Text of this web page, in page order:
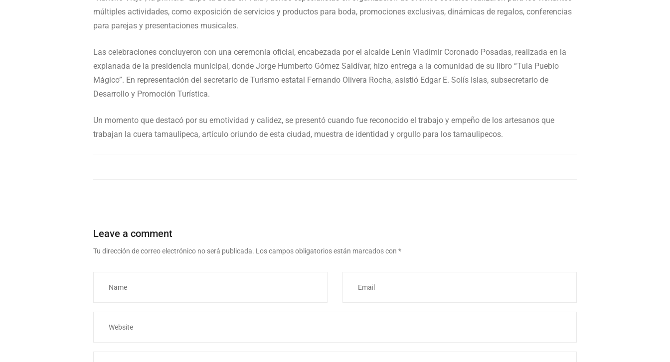
múltiples actividades, como exposición de servicios y productos para boda, promociones exclusivas, dinámicas de regalos, conferencias
para parejas y presentaciones musicales.
Las celebraciones concluyeron con una ceremonia oficial, encabezada por el alcalde Lenin Vladimir Coronado Posadas, realizada en la
explanada de la presidencia municipal, donde Jorge Humberto Gómez Saldívar, hizo entrega a la comunidad de su libro “Tula Pueblo
Mágico”. En representación del secretario de Turismo estatal Fernando Olivera Rocha, asistió Edgar E. Solís Islas, subsecretario de
Desarrollo y Promoción Turística.
Un momento que destacó por su emotividad y calidez, se presentó cuando fue reconocido el trabajo y empeño de los artesanos que
trabajan la cuera tamaulipeca, artículo oriundo de esta ciudad, muestra de identidad y orgullo para los tamaulipecos.
Leave a comment
Tu dirección de correo electrónico no será publicada. Los campos obligatorios están marcados con *